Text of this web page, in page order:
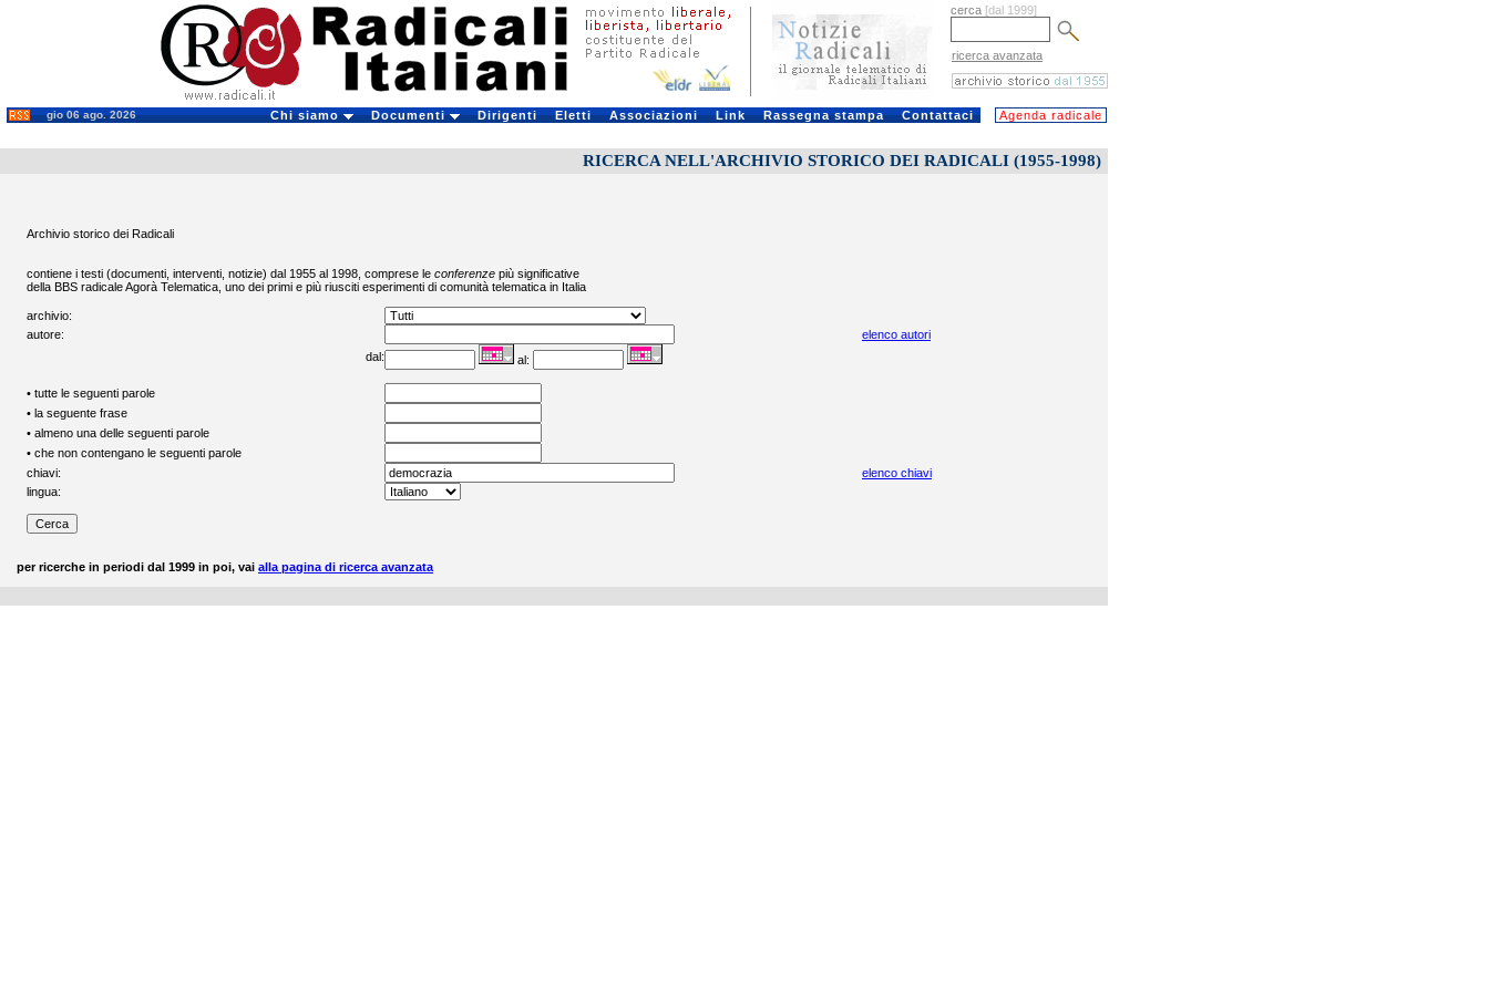
cerca [dal 1999]
ricerca avanzata
gio 06 ago. 2026 Chi siamo Documenti Dirigenti Eletti Associazioni Link Rassegna stampa Contattaci Agenda radicale
RICERCA NELL'ARCHIVIO STORICO DEI RADICALI (1955-1998)
Archivio storico dei Radicali
contiene i testi (documenti, interventi, notizie) dal 1955 al 1998, comprese le conferenze più significative
della BBS radicaleAgorà Telematica , uno dei primi e più riusciti esperimenti di comunità telematica in Italia
archivio:
autore:
elenco autori
dal:
al:
• tutte le seguenti parole
• la seguente frase
• almeno una delle seguenti parole
• che non contengano le seguenti parole
chiavi:
elenco chiavi
lingua:
per ricerche in periodi dal 1999 in poi, vai alla pagina di ricerca avanzata